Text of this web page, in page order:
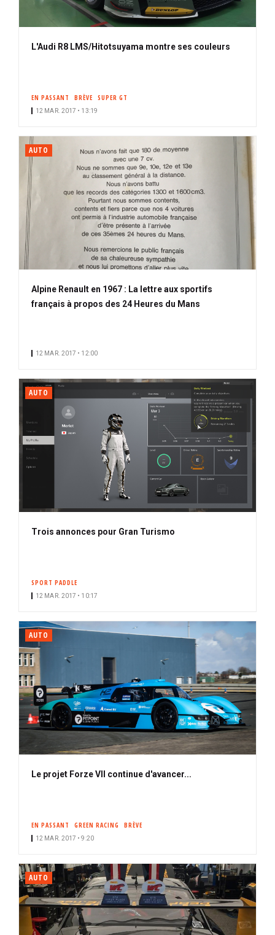
L'Audi R8 LMS/Hitotsuyama montre ses couleurs
EN PASSANT BRÈVE SUPER GT
12 MAR. 2017 • 13:19
AUTO
Alpine Renault en 1967 : La lettre aux sportifs
français à propos des 24 Heures du Mans
12 MAR. 2017 • 12:00
AUTO
Trois annonces pour Gran Turismo
SPORT PADDLE
12 MAR. 2017 • 10:17
AUTO
Le projet Forze VII continue d'avancer...
EN PASSANT GREEN RACING BRÈVE
12 MAR. 2017 • 9:20
AUTO